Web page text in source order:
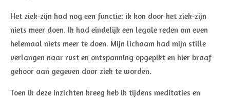
Het ziek-zijn had nog een functie: ik kon door het ziek-zijn
niets meer doen. Ik had eindelijk een legale reden om even
helemaal niets meer te doen. Mijn lichaam had mijn stille
verlangen naar rust en ontspanning opgepikt en hier braaf
gehoor aan gegeven door ziek te worden.
Toen ik deze inzichten kreeg heb ik tijdens meditaties en